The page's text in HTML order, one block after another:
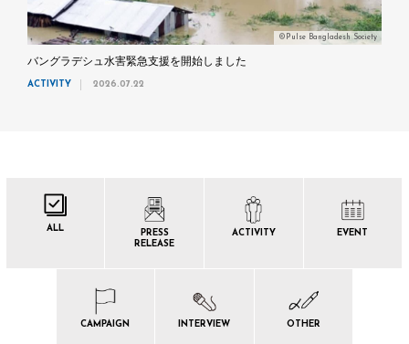
©Pulse Bangladesh Society
バングラデシュ水害緊急支援を開始しました
ACTIVITY 2026.07.22
ALL
PRESS
RELEASE
ACTIVITY EVENT
CAMPAIGN INTERVIEW OTHER